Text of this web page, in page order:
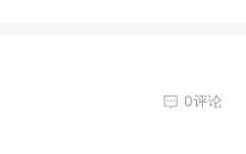
0评论